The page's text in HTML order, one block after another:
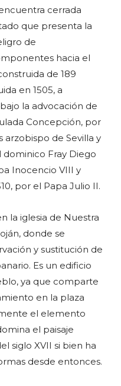
cerrada
que presenta la
de
hacia el
de 189
en 1505, a
la advocación de
Concepción, por
de Sevilla y
Fray Diego
Inocencio VIII y
por el Papa Julio II.
la iglesia de Nuestra
donde se
y sustitución de
Es un edificio
ya que comparte
en la plaza
el elemento
el paisaje
siglo XVII si bien ha
desde entonces.